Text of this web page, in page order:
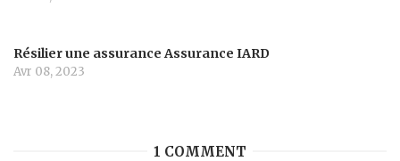
Résilier une assurance Assurance IARD
Avr 08, 2023
1 COMMENT